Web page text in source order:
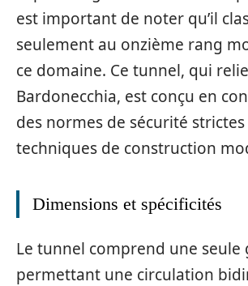
est important de noter qu’il
seulement au onzième rang
ce domaine. Ce tunnel, qui
Bardonecchia, est conçu en
des normes de sécurité
techniques de construction
Dimensions et spécificités
Le tunnel comprend une seule
permettant une circulation